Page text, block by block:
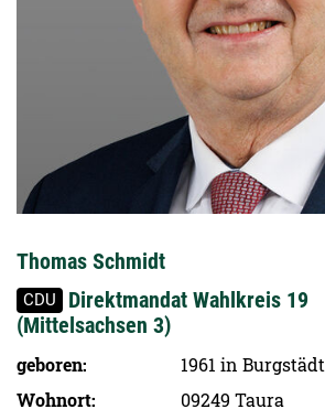
Thomas Schmidt
CDU
Direktmandat Wahlkreis 19
(Mittelsachsen 3)
geboren
1961 in Burgstädt
Wohnort
09249 Taura